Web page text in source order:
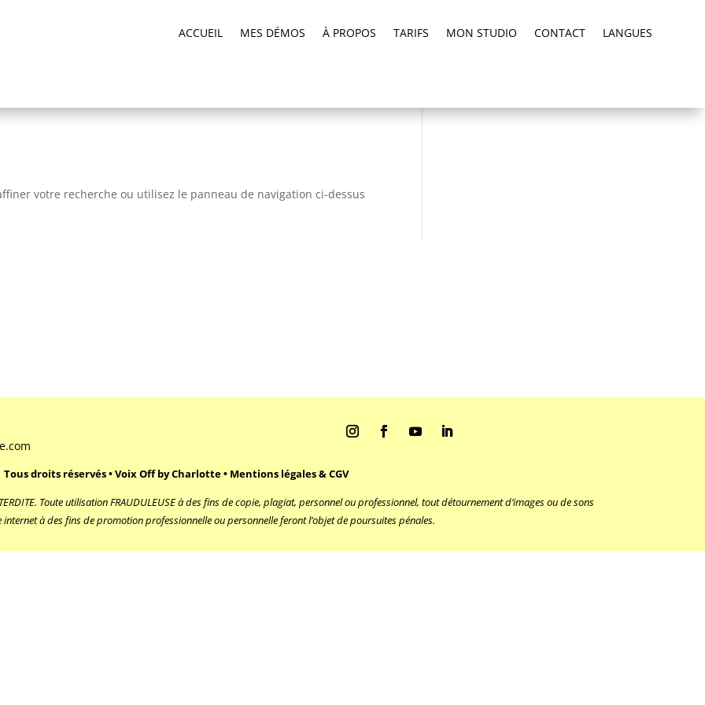
ACCUEIL MES DÉMOS À PROPOS TARIFS MON STUDIO CONTACT LANGUES
votre recherche ou utilisez le panneau de navigation ci-dessus
Tous droits réservés•Voix Off by Charlotte• Mentions légales & CGV
Toute utilisation FRAUDULEUSE à des fins de copie, plagiat, personnel ou professionnel, tout détournement d’images ou de sons
internet à des fins de promotion professionnelle ou personnelle feront l’objet de poursuites pénales.